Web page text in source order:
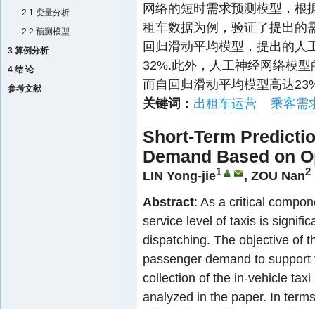
2.1 变量分析
2.2 预测模型
3 算例分析
4 结 论
参考文献
网络的短时需求预测模型，根
租车数据为例，验证了提出的
回归滑动平均模型，提出的人
32%.此外，人工神经网络模
而自回归滑动平均模型高达
关键词 ： 出租车运营 乘客需
Short-Term
Demand Based on
LIN Yong-jie1 , ZOU Nan2
Abstract: As a critical
service level of taxis is
dispatching. The objective of
passenger demand to
collection of the in-vehicle
analyzed in the paper. In